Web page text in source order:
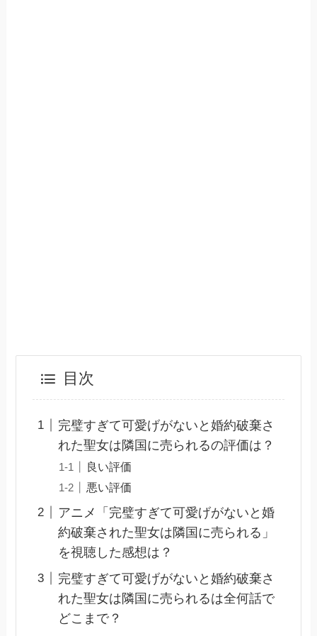
目次
完璧すぎて可愛げがないと婚約破棄さ
れた聖女は隣国に売られるの評価は？
良い評価
悪い評価
アニメ「完璧すぎて可愛げがないと婚
約破棄された聖女は隣国に売られる」
を視聴した感想は？
完璧すぎて可愛げがないと婚約破棄さ
れた聖女は隣国に売られるは全何話で
どこまで？